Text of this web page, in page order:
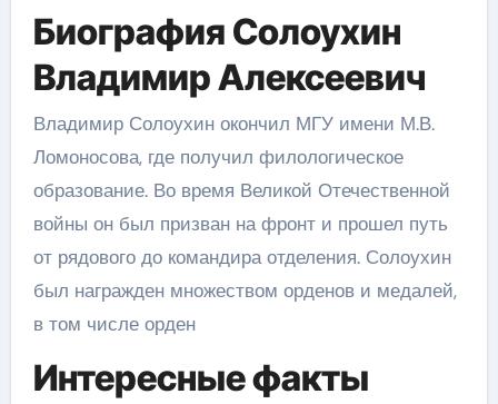
Биография Солоухин
Владимир Алексеевич
Владимир Солоухин окончил МГУ имени М.В.
Ломоносова, где получил филологическое
образование. Во время Великой Отечественной
войны он был призван на фронт и прошел путь
от рядового до командира отделения. Солоухин
был награжден множеством орденов и медалей,
в том числе орден
Интересные факты